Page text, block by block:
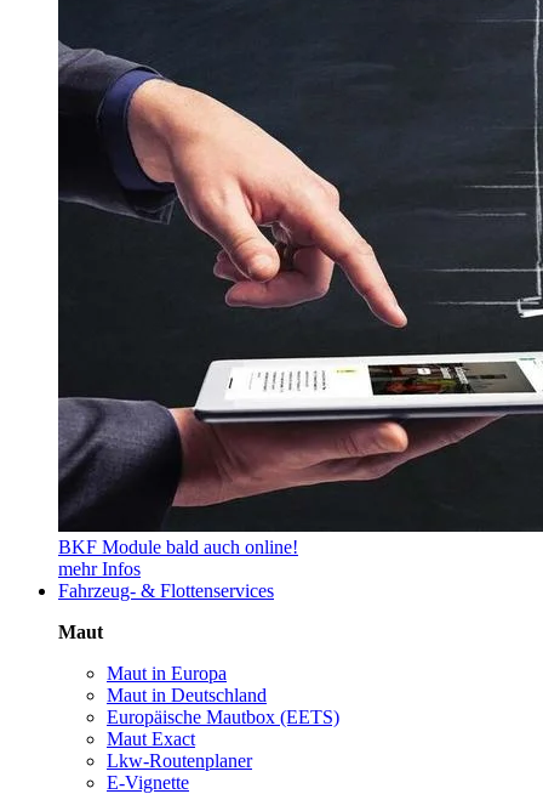
BKF Module bald auch online!
mehr Infos
Fahrzeug- & Flottenservices
Maut
Maut in Europa
Maut in Deutschland
Europäische Mautbox (EETS)
Maut Exact
Lkw-Routenplaner
E-Vignette